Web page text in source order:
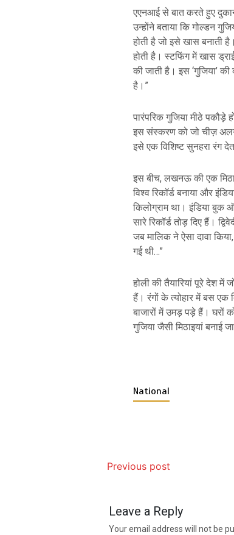
एएनआई से बात करते हुए
उन्होंने बताया कि गोल्डन
होती है जो इसे खास बनाती
होती है। स्टफिंग में खास
की जाती है। इस ‘गुजिया’
है।”
पारंपरिक गुजिया मीठे
इस संस्करण को जो चीज़ अलग
इसे एक विशिष्ट सुनहरा रंग
इस बीच, लखनऊ की एक
विश्व रिकॉर्ड बनाया और
किलोग्राम था। इंडिया बुक
सारे रिकॉर्ड तोड़ दिए हैं।
जब मालिक ने ऐसा दावा
गई थी…”
होली की तैयारियां पूरे देश
हैं। रंगों के त्योहार में बस एक
बाजारों में उमड़ पड़े हैं। घरों
गुजिया जैसी मिठाइयां बनाई
National
Previous post
Leave a Reply
Your email address will not be